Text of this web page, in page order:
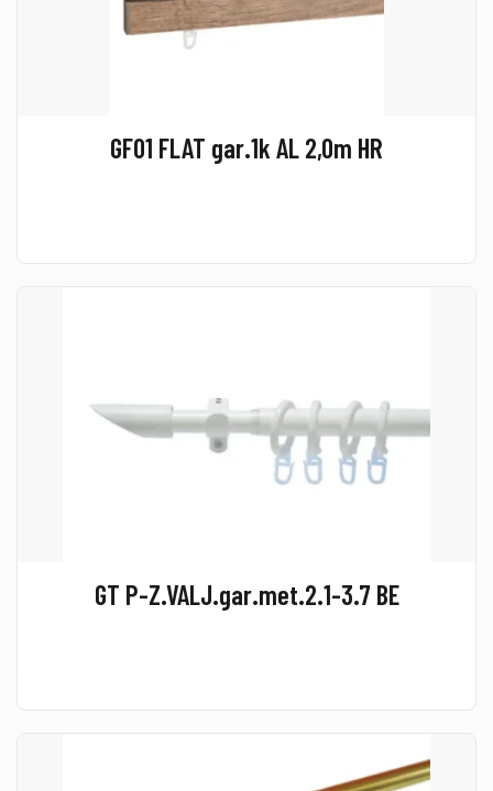
GF01 FLAT gar.1k AL 2,0m HR
GT P-Z.VALJ.gar.met.2.1-3.7 BE